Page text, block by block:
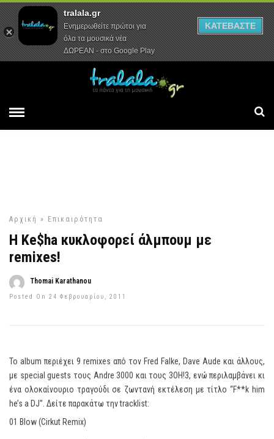
Αρχική Συνεντεύξεις Ρεπορτάζ
Αρχική » Επικαιρότητα
H Ke$ha κυκλοφορεί άλμπουμ με
remixes!
Thomai Karathanou
Posted On 24 Φεβρουαρίου, 2011
To album περιέχει 9 remixes από τον Fred Falke, Dave Aude και άλλους,
με special guests τους Andre 3000 και τους 3OH!3, ενώ περιλαμβάνει κι
ένα ολοκαίνουριο τραγούδι σε ζωντανή εκτέλεση με τίτλο “F**k him
he’s a DJ”. Δείτε παρακάτω την tracklist:
01 Blow (Cirkut Remix)
tralala.gr
Ενημερωθείτε πρώτοι για
όλα τα μουσικά νέα
ΔΩΡΕΑΝ - στο Google Play
ΚΑΤΕΒΑΣΤΕ